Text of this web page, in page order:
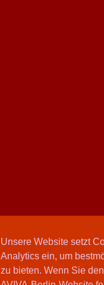
Unsere Website setzt
Analytics ein, um
zu bieten. Wenn Sie